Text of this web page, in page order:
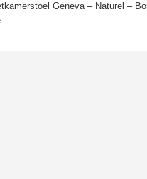
Geneva – Naturel –